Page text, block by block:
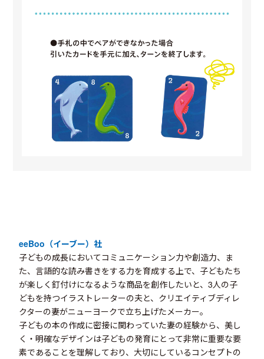
eeBoo（イーブー）社
子どもの成長においてコミュニケーション力や創造力、ま
た、言語的な読み書きをする力を育成する上で、子どもたち
が楽しく釘付けになるような商品を創作したいと、3人の子
どもを持つイラストレーターの夫と、クリエイティブディレ
クターの妻がニューヨークで立ち上げたメーカー。
子どもの本の作成に密接に関わっていた妻の経験から、美し
く・明確なデザインは子どもの発育にとって非常に重要な要
素であることを理解しており、大切にしているコンセプトの